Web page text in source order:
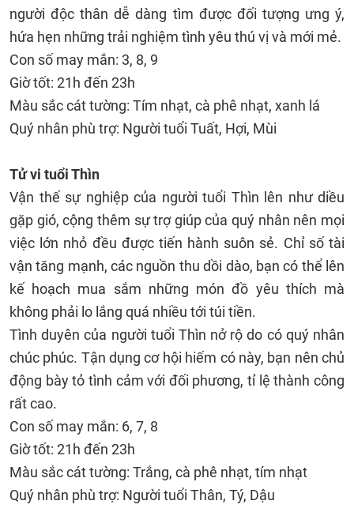
người độc thân dễ dàng tìm được đối tượng ưng ý,
hứa hẹn những trải nghiệm tình yêu thú vị và mới mẻ.
Con số may mắn: 3, 8, 9
Giờ tốt: 21h đến 23h
Màu sắc cát tường: Tím nhạt, cà phê nhạt, xanh lá
Quý nhân phù trợ: Người tuổi Tuất, Hợi, Mùi
Tử vi tuổi Thìn
Vận thế sự nghiệp của người tuổi Thìn lên như diều
gặp gió, cộng thêm sự trợ giúp của quý nhân nên mọi
việc lớn nhỏ đều được tiến hành suôn sẻ. Chỉ số tài
vận tăng mạnh, các nguồn thu dồi dào, bạn có thể lên
kế hoạch mua sắm những món đồ yêu thích mà
không phải lo lắng quá nhiều tới túi tiền.
Tình duyên của người tuổi Thìn nở rộ do có quý nhân
chúc phúc. Tận dụng cơ hội hiếm có này, bạn nên chủ
động bày tỏ tình cảm với đối phương, tỉ lệ thành công
rất cao.
Con số may mắn: 6, 7, 8
Giờ tốt: 21h đến 23h
Màu sắc cát tường: Trắng, cà phê nhạt, tím nhạt
Quý nhân phù trợ: Người tuổi Thân, Tý, Dậu